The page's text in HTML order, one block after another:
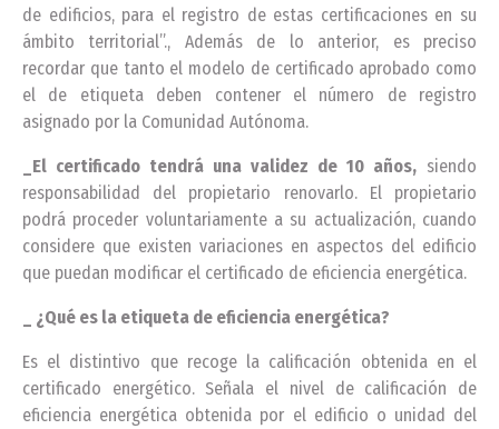
de edificios, para el registro de estas certificaciones en su
ámbito territorial”., Además de lo anterior, es preciso
recordar que tanto el modelo de certificado aprobado como
el de etiqueta deben contener el número de registro
asignado por la Comunidad Autónoma.
_El certificado tendrá una validez de 10 años, siendo
responsabilidad del propietario renovarlo. El propietario
podrá proceder voluntariamente a su actualización, cuando
considere que existen variaciones en aspectos del edificio
que puedan modificar el certificado de eficiencia energética.
_ ¿Qué es la etiqueta de eficiencia energética?
Es el distintivo que recoge la calificación obtenida en el
certificado energético. Señala el nivel de calificación de
eficiencia energética obtenida por el edificio o unidad del